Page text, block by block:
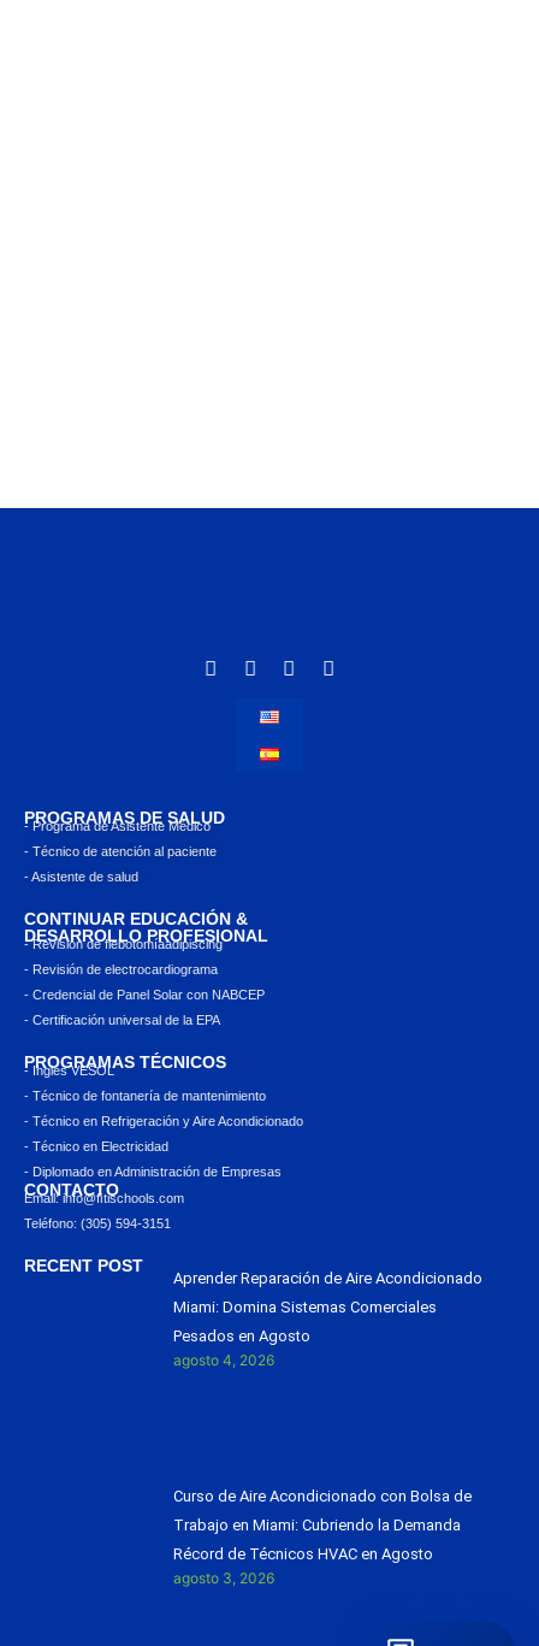
PROGRAMAS DE SALUD
- Programa de Asistente Médico
- Técnico de atención al paciente
- Asistente de salud
CONTINUAR EDUCACIÓN &
DESARROLLO PROFESIONAL
- Revisión de flebotomíaadipiscing
- Revisión de electrocardiograma
- Credencial de Panel Solar con NABCEP
- Certificación universal de la EPA
PROGRAMAS TÉCNICOS
- Inglés VESOL
- Técnico de fontanería de mantenimiento
- Técnico en Refrigeración y Aire Acondicionado
- Técnico en Electricidad
- Diplomado en Administración de Empresas
CONTACTO
Email: info@ﬁtischools.com
Teléfono: (305) 594-3151
RECENT POST
Aprender Reparación de Aire Acondicionado
Miami: Domina Sistemas Comerciales
Pesados en Agosto
agosto 4, 2026
Curso de Aire Acondicionado con Bolsa de
Trabajo en Miami: Cubriendo la Demanda
Récord de Técnicos HVAC en Agosto
agosto 3, 2026